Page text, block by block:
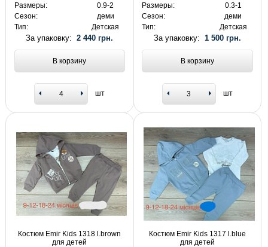
Размеры:
0.9-2
Сезон:
деми
Тип:
Детская
За упаковку: 2 440 грн.
В корзину
шт
Размеры:
0.3-1
Сезон:
деми
Тип:
Детская
За упаковку: 1 500 грн.
В корзину
шт
Костюм Emir Kids 1318 l.brown
для детей
Костюм Emir Kids 1317 l.blue
для детей